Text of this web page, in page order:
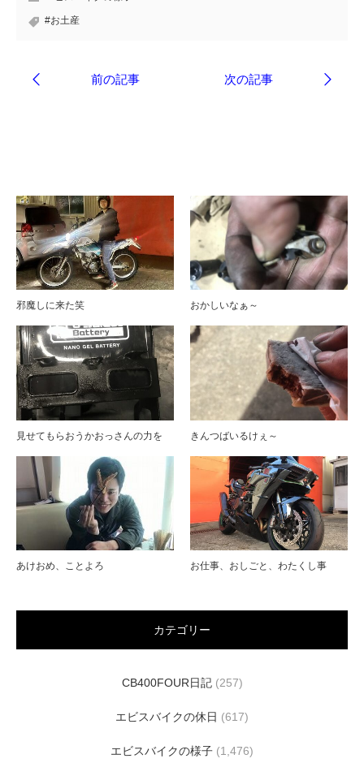
#お土産
邪魔しに来た笑 おかしいなぁ～
見せてもらおうかおっさんの力を きんつばいるけぇ～
あけおめ、ことよろ お仕事、おしごと、わたくし事
カテゴリー
CB400FOUR日記(257)
エビスバイクの休日 (617)
エビスバイクの様子 (1,476)